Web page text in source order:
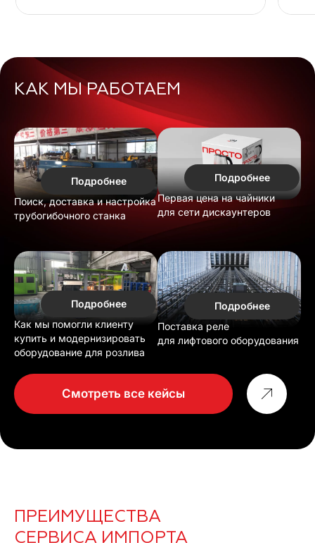
КАК МЫ РАБОТАЕМ
Подробнее
Поиск, доставка и настройка
трубогибочного станка
Подробнее
Первая цена на чайники
для сети дискаунтеров
Подробнее
Как мы помогли клиенту
купить и модернизировать
оборудование для розлива
Подробнее
Поставка реле
для лифтового оборудования
Смотреть все кейсы
ПРЕИМУЩЕСТВА
СЕРВИСА ИМПОРТА